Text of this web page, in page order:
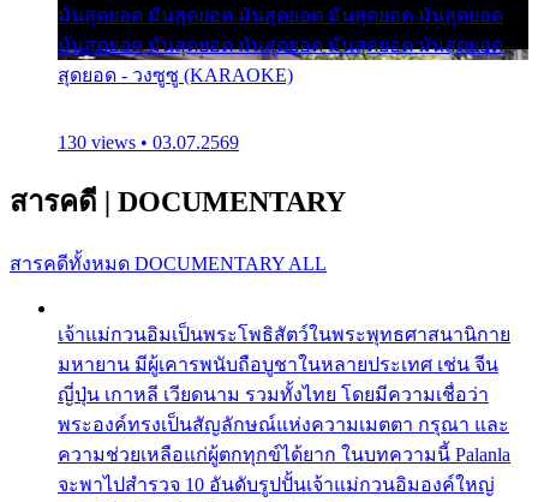
มันสุดยอด มันสุดยอด มันสุดยอด มันสุดยอด มันสุดยอด
มันสุดยอด มันสุดยอด มันสุดยอด มันสุดยอด มันสุดยอด
สุดยอด - วงซูซู (KARAOKE)
130 views • 03.07.2569
สารคดี | DOCUMENTARY
สารคดีทั้งหมด DOCUMENTARY ALL
เจ้าแม่กวนอิมเป็นพระโพธิสัตว์ในพระพุทธศาสนานิกาย
มหายาน มีผู้เคารพนับถือบูชาในหลายประเทศ เช่น จีน
ญี่ปุ่น เกาหลี เวียดนาม รวมทั้งไทย โดยมีความเชื่อว่า
พระองค์ทรงเป็นสัญลักษณ์แห่งความเมตตา กรุณา และ
ความช่วยเหลือแก่ผู้ตกทุกข์ได้ยาก ในบทความนี้ Palanla
จะพาไปสำรวจ 10 อันดับรูปปั้นเจ้าแม่กวนอิมองค์ใหญ่